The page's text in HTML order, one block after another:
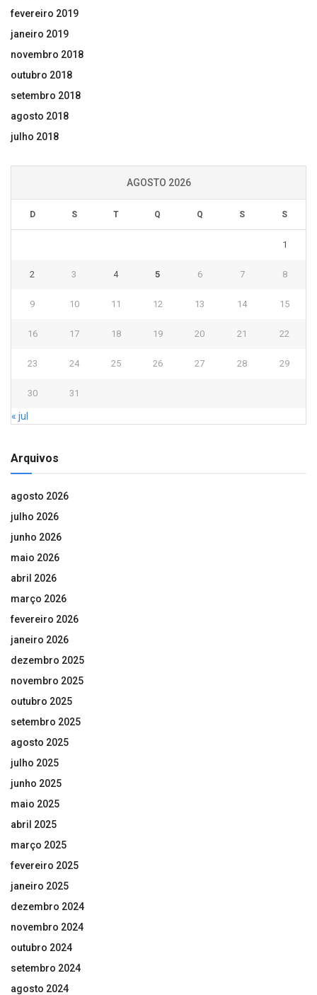
fevereiro 2019
janeiro 2019
novembro 2018
outubro 2018
setembro 2018
agosto 2018
julho 2018
AGOSTO 2026
D S T Q Q S S
1
2 3 4 5 6 7 8
9 10 11 12 13 14 15
16 17 18 19 20 21 22
23 24 25 26 27 28 29
30 31
« jul
Arquivos
agosto 2026
julho 2026
junho 2026
maio 2026
abril 2026
março 2026
fevereiro 2026
janeiro 2026
dezembro 2025
novembro 2025
outubro 2025
setembro 2025
agosto 2025
julho 2025
junho 2025
maio 2025
abril 2025
março 2025
fevereiro 2025
janeiro 2025
dezembro 2024
novembro 2024
outubro 2024
setembro 2024
agosto 2024